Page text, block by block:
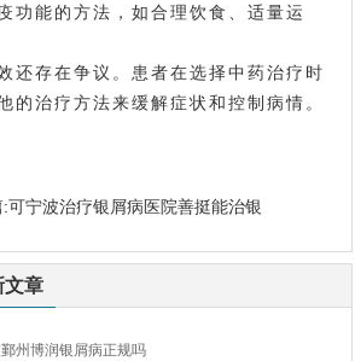
功能的方法，如合理饮食、适量运
存在争议。患者在选择中药治疗时
治疗方法来缓解症状和控制病情。
可宁波治疗银屑病医院善挺能治银
文章
州博润银屑病正规吗